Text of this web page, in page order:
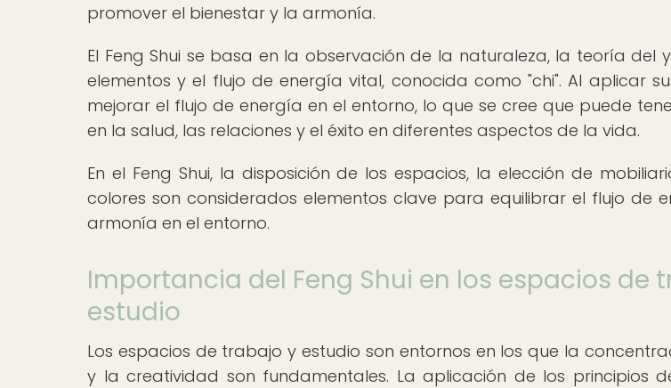
promover el bienestar y la armonía.
El Feng Shui se basa en la observación de la naturaleza, la teoría del
elementos y el flujo de energía vital, conocida como "chi". Al aplicar
mejorar el flujo de energía en el entorno, lo que se cree que puede
en la salud, las relaciones y el éxito en diferentes aspectos de la vida.
En el Feng Shui, la disposición de los espacios, la elección de
colores son considerados elementos clave para equilibrar el flujo de
armonía en el entorno.
Importancia del Feng Shui en los espacios de
estudio
Los espacios de trabajo y estudio son entornos en los que la
y la creatividad son fundamentales. La aplicación de los principios